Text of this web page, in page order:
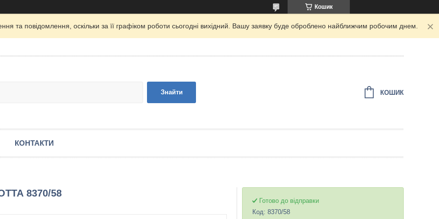
Кошик
та повідомлення, оскільки за її графіком роботи сьогодні вихідний. Вашу заявку буде оброблено найближчим робочим днем.
Знайти КОШИК
КОНТАКТИ
8370/58
Готово до відправки
Код: 8370/58